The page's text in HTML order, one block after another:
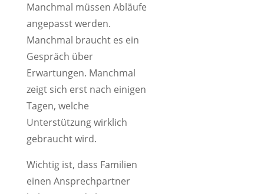
Manchmal müssen Abläufe
angepasst werden.
Manchmal braucht es ein
Gespräch über
Erwartungen. Manchmal
zeigt sich erst nach einigen
Tagen, welche
Unterstützung wirklich
gebraucht wird.
Wichtig ist, dass Familien
einen Ansprechpartner